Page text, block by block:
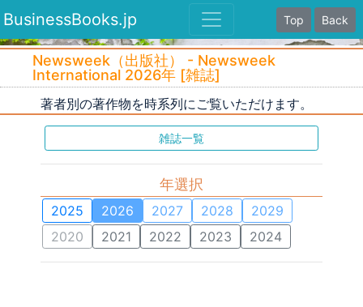
BusinessBooks.jp Top Back
Newsweek（出版社） - Newsweek
International 2026年 [雑誌]
著者別の著作物を時系列にご覧いただけます。
雑誌一覧
年選択
2025 2026 2027 2028
2029
2020
2021 2022 2023 2024